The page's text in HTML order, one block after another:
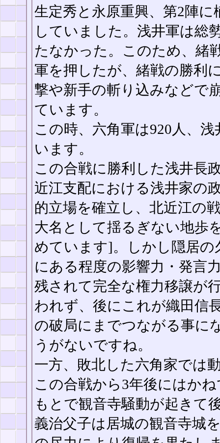
生定秀と永原重興、第2陣
していました。浅井軍は総
たなかった。このため、緒
軍を押したが、緒戦の勝利
撃や新手の斬り込みなどで
ています。
この時、六角軍は920人、
います。
この合戦に勝利した浅井長
近江支配における浅井家の
的立場を確立し、北近江の
大名として揺るぎない地歩
めています]。しかし隠居の
にある程度の影響力・発言
残されて完全な権力移譲が
われず、後にこれが織田信
の破局にまでつながる事に
うがないですね。
一方、敗北した六角家では
この合戦から3年後にはか
もとで観音寺騒動が起きて
義治父子は居城の観音寺城